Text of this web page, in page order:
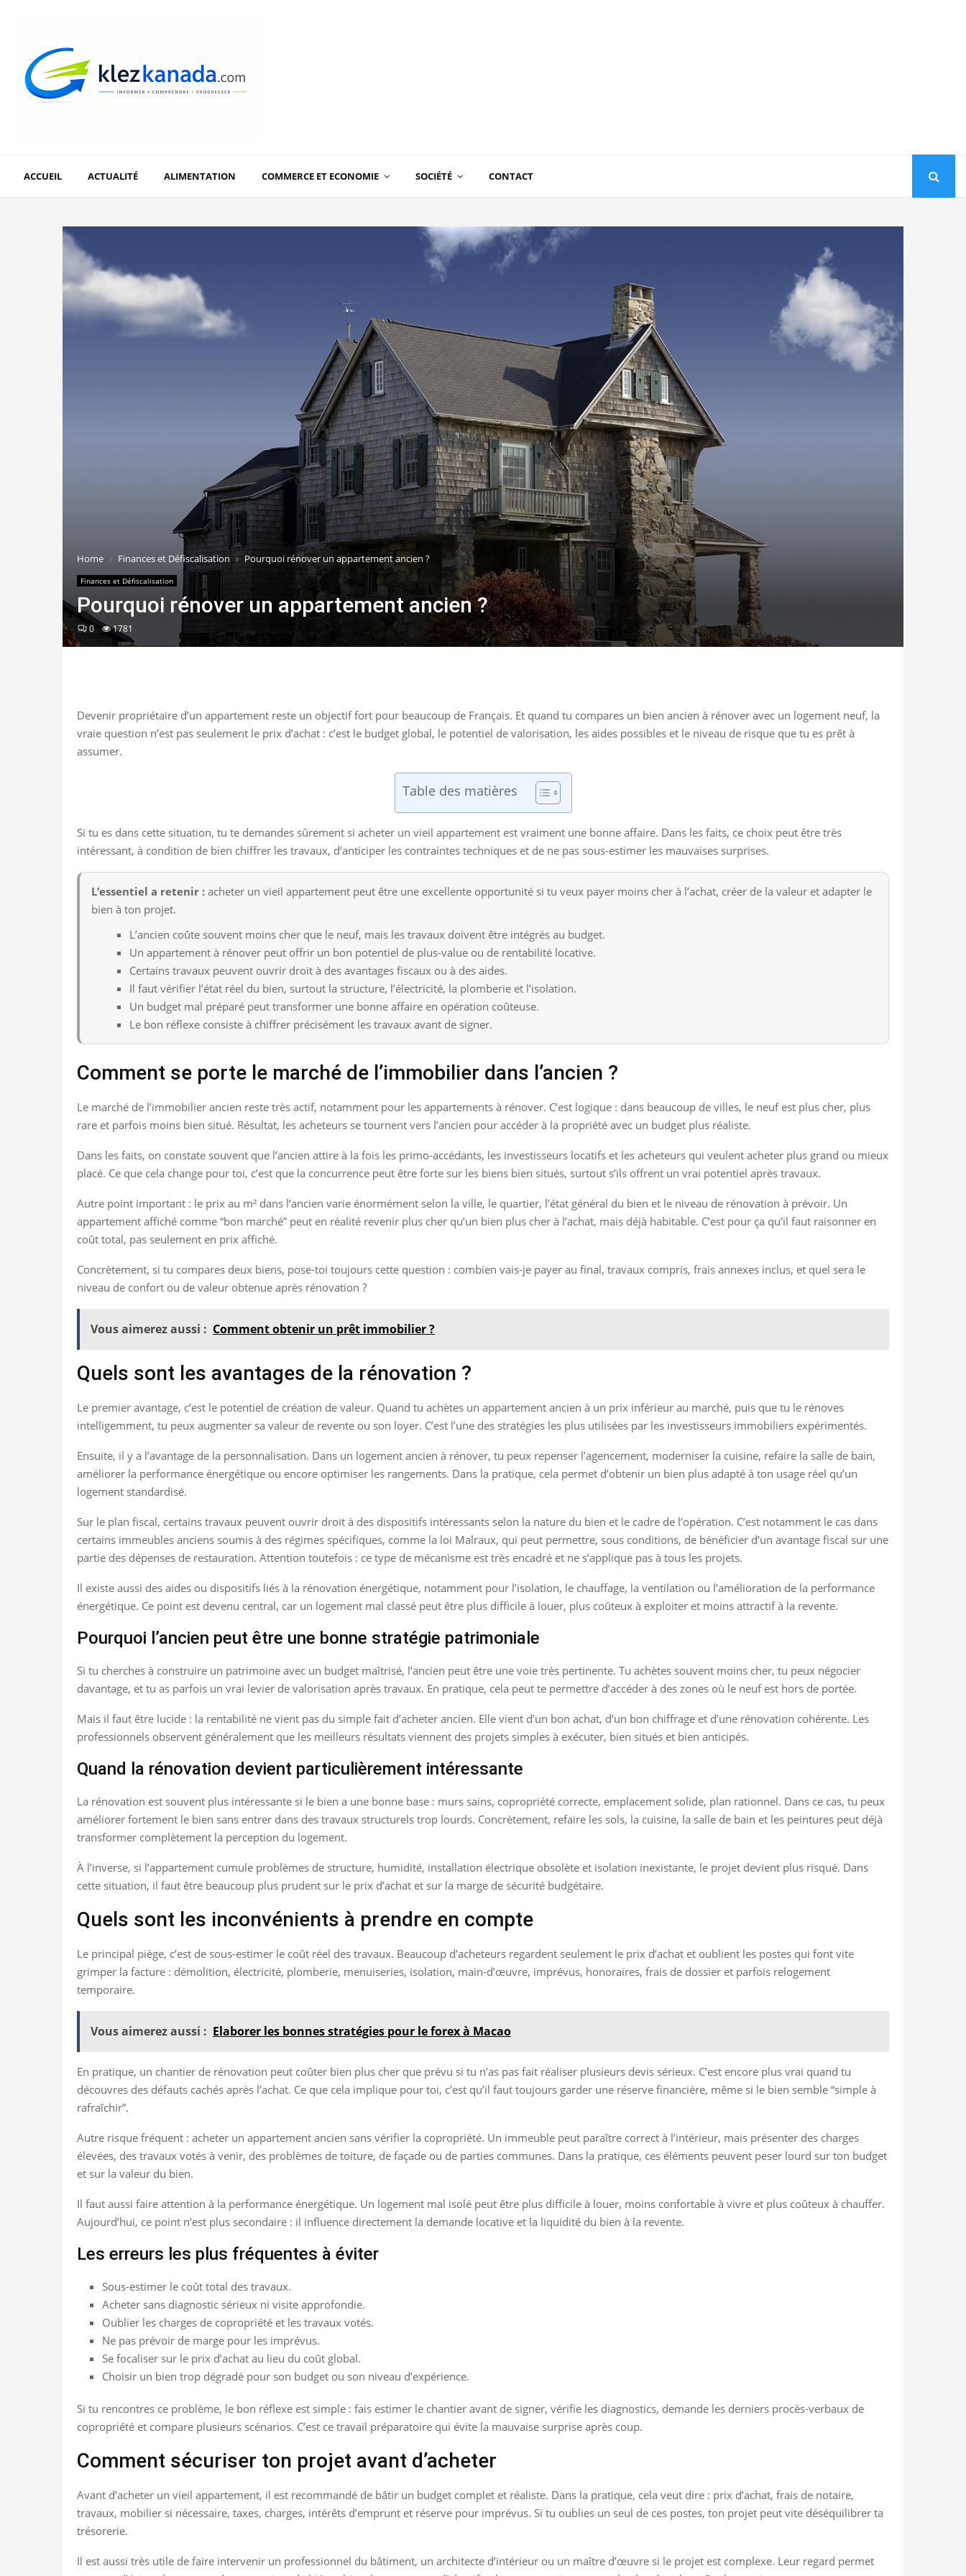
ACCUEIL ACTUALITÉ ALIMENTATION COMMERCE ET ECONOMIE SOCIÉTÉ CONTACT
Home Finances et Défiscalisation Pourquoi rénover un appartement ancien ?
Finances et Défiscalisation
Pourquoi rénover un appartement ancien ?
0 1781
Devenir propriétaire d’un appartement reste un objectif fort pour beaucoup de Français. Et quand tu compares un bien ancien à rénover avec un logement neuf, la
vraie question n’est pas seulement le prix d’achat : c’est le budget global, le potentiel de valorisation, les aides possibles et le niveau de risque que tu es prêt à
assumer.
Table des matières
Si tu es dans cette situation, tu te demandes sûrement si acheter un vieil appartement est vraiment une bonne affaire. Dans les faits, ce choix peut être très
intéressant, à condition de bien chiffrer les travaux, d’anticiper les contraintes techniques et de ne pas sous-estimer les mauvaises surprises.
L’essentiel a retenir : acheter un vieil appartement peut être une excellente opportunité si tu veux payer moins cher à l’achat, créer de la valeur et adapter le
bien à ton projet.
L’ancien coûte souvent moins cher que le neuf, mais les travaux doivent être intégrés au budget.
Un appartement à rénover peut offrir un bon potentiel de plus-value ou de rentabilité locative.
Certains travaux peuvent ouvrir droit à des avantages fiscaux ou à des aides.
Il faut vérifier l’état réel du bien, surtout la structure, l’électricité, la plomberie et l’isolation.
Un budget mal préparé peut transformer une bonne affaire en opération coûteuse.
Le bon réflexe consiste à chiffrer précisément les travaux avant de signer.
Comment se porte le marché de l’immobilier dans l’ancien ?
Le marché de l’immobilier ancien reste très actif, notamment pour les appartements à rénover. C’est logique : dans beaucoup de villes, le neuf est plus cher, plus
rare et parfois moins bien situé. Résultat, les acheteurs se tournent vers l’ancien pour accéder à la propriété avec un budget plus réaliste.
Dans les faits, on constate souvent que l’ancien attire à la fois les primo-accédants, les investisseurs locatifs et les acheteurs qui veulent acheter plus grand ou mieux
placé. Ce que cela change pour toi, c’est que la concurrence peut être forte sur les biens bien situés, surtout s’ils offrent un vrai potentiel après travaux.
Autre point important : le prix au m² dans l’ancien varie énormément selon la ville, le quartier, l’état général du bien et le niveau de rénovation à prévoir. Un
appartement affiché comme “bon marché” peut en réalité revenir plus cher qu’un bien plus cher à l’achat, mais déjà habitable. C’est pour ça qu’il faut raisonner en
coût total, pas seulement en prix affiché.
Concrètement, si tu compares deux biens, pose-toi toujours cette question : combien vais-je payer au final, travaux compris, frais annexes inclus, et quel sera le
niveau de confort ou de valeur obtenue après rénovation ?
Vous aimerez aussi : Comment obtenir un prêt immobilier ?
Quels sont les avantages de la rénovation ?
Le premier avantage, c’est le potentiel de création de valeur. Quand tu achètes un appartement ancien à un prix inférieur au marché, puis que tu le rénoves
intelligemment, tu peux augmenter sa valeur de revente ou son loyer. C’est l’une des stratégies les plus utilisées par les investisseurs immobiliers expérimentés.
Ensuite, il y a l’avantage de la personnalisation. Dans un logement ancien à rénover, tu peux repenser l’agencement, moderniser la cuisine, refaire la salle de bain,
améliorer la performance énergétique ou encore optimiser les rangements. Dans la pratique, cela permet d’obtenir un bien plus adapté à ton usage réel qu’un
logement standardisé.
Sur le plan fiscal, certains travaux peuvent ouvrir droit à des dispositifs intéressants selon la nature du bien et le cadre de l’opération. C’est notamment le cas dans
certains immeubles anciens soumis à des régimes spécifiques, comme la loi Malraux, qui peut permettre, sous conditions, de bénéficier d’un avantage fiscal sur une
partie des dépenses de restauration. Attention toutefois : ce type de mécanisme est très encadré et ne s’applique pas à tous les projets.
Il existe aussi des aides ou dispositifs liés à la rénovation énergétique, notamment pour l’isolation, le chauffage, la ventilation ou l’amélioration de la performance
énergétique. Ce point est devenu central, car un logement mal classé peut être plus difficile à louer, plus coûteux à exploiter et moins attractif à la revente.
Pourquoi l’ancien peut être une bonne stratégie patrimoniale
Si tu cherches à construire un patrimoine avec un budget maîtrisé, l’ancien peut être une voie très pertinente. Tu achètes souvent moins cher, tu peux négocier
davantage, et tu as parfois un vrai levier de valorisation après travaux. En pratique, cela peut te permettre d’accéder à des zones où le neuf est hors de portée.
Mais il faut être lucide : la rentabilité ne vient pas du simple fait d’acheter ancien. Elle vient d’un bon achat, d’un bon chiffrage et d’une rénovation cohérente. Les
professionnels observent généralement que les meilleurs résultats viennent des projets simples à exécuter, bien situés et bien anticipés.
Quand la rénovation devient particulièrement intéressante
La rénovation est souvent plus intéressante si le bien a une bonne base : murs sains, copropriété correcte, emplacement solide, plan rationnel. Dans ce cas, tu peux
améliorer fortement le bien sans entrer dans des travaux structurels trop lourds. Concrètement, refaire les sols, la cuisine, la salle de bain et les peintures peut déjà
transformer complètement la perception du logement.
À l’inverse, si l’appartement cumule problèmes de structure, humidité, installation électrique obsolète et isolation inexistante, le projet devient plus risqué. Dans
cette situation, il faut être beaucoup plus prudent sur le prix d’achat et sur la marge de sécurité budgétaire.
Quels sont les inconvénients à prendre en compte
Le principal piège, c’est de sous-estimer le coût réel des travaux. Beaucoup d’acheteurs regardent seulement le prix d’achat et oublient les postes qui font vite
grimper la facture : démolition, électricité, plomberie, menuiseries, isolation, main-d’œuvre, imprévus, honoraires, frais de dossier et parfois relogement
temporaire.
Vous aimerez aussi : Elaborer les bonnes stratégies pour le forex à Macao
En pratique, un chantier de rénovation peut coûter bien plus cher que prévu si tu n’as pas fait réaliser plusieurs devis sérieux. C’est encore plus vrai quand tu
découvres des défauts cachés après l’achat. Ce que cela implique pour toi, c’est qu’il faut toujours garder une réserve financière, même si le bien semble “simple à
rafraîchir”.
Autre risque fréquent : acheter un appartement ancien sans vérifier la copropriété. Un immeuble peut paraître correct à l’intérieur, mais présenter des charges
élevées, des travaux votés à venir, des problèmes de toiture, de façade ou de parties communes. Dans la pratique, ces éléments peuvent peser lourd sur ton budget
et sur la valeur du bien.
Il faut aussi faire attention à la performance énergétique. Un logement mal isolé peut être plus difficile à louer, moins confortable à vivre et plus coûteux à chauffer.
Aujourd’hui, ce point n’est plus secondaire : il influence directement la demande locative et la liquidité du bien à la revente.
Les erreurs les plus fréquentes à éviter
Sous-estimer le coût total des travaux.
Acheter sans diagnostic sérieux ni visite approfondie.
Oublier les charges de copropriété et les travaux votés.
Ne pas prévoir de marge pour les imprévus.
Se focaliser sur le prix d’achat au lieu du coût global.
Choisir un bien trop dégradé pour son budget ou son niveau d’expérience.
Si tu rencontres ce problème, le bon réflexe est simple : fais estimer le chantier avant de signer, vérifie les diagnostics, demande les derniers procès-verbaux de
copropriété et compare plusieurs scénarios. C’est ce travail préparatoire qui évite la mauvaise surprise après coup.
Comment sécuriser ton projet avant d’acheter
Avant d’acheter un vieil appartement, il est recommandé de bâtir un budget complet et réaliste. Dans la pratique, cela veut dire : prix d’achat, frais de notaire,
travaux, mobilier si nécessaire, taxes, charges, intérêts d’emprunt et réserve pour imprévus. Si tu oublies un seul de ces postes, ton projet peut vite déséquilibrer ta
trésorerie.
Il est aussi très utile de faire intervenir un professionnel du bâtiment, un architecte d’intérieur ou un maître d’œuvre si le projet est complexe. Leur regard permet